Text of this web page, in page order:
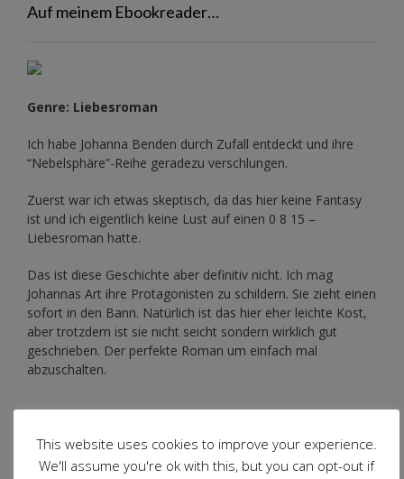
Auf meinem Ebookreader…
Genre: Liebesroman
Ich habe Johanna Benden durch Zufall entdeckt und ihre
“Nebelsphäre”-Reihe geradezu verschlungen.
Zuerst war ich etwas skeptisch, da das hier keine Fantasy
ist und ich eigentlich keine Lust auf einen 0 8 15 –
Liebesroman hatte.
Das ist diese Geschichte aber definitiv nicht. Ich mag
Johannas Art ihre Protagonisten zu schildern. Sie zieht einen
sofort in den Bann. Natürlich ist das hier eher leichte Kost,
aber trotzdem ist sie nicht seicht sondern wirklich gut
geschrieben. Der perfekte Roman um einfach mal
abzuschalten.
This website uses cookies to improve your experience.
We'll assume you're ok with this, but you can opt-out if